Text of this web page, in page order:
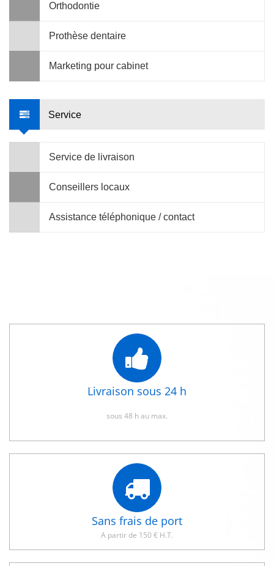
Orthodontie
Prothèse dentaire
Marketing pour cabinet
Service
Service de livraison
Conseillers locaux
Assistance téléphonique / contact
Livraison sous 24 h
sous 48 h au max.
Sans frais de port
A partir de 150 € H.T.